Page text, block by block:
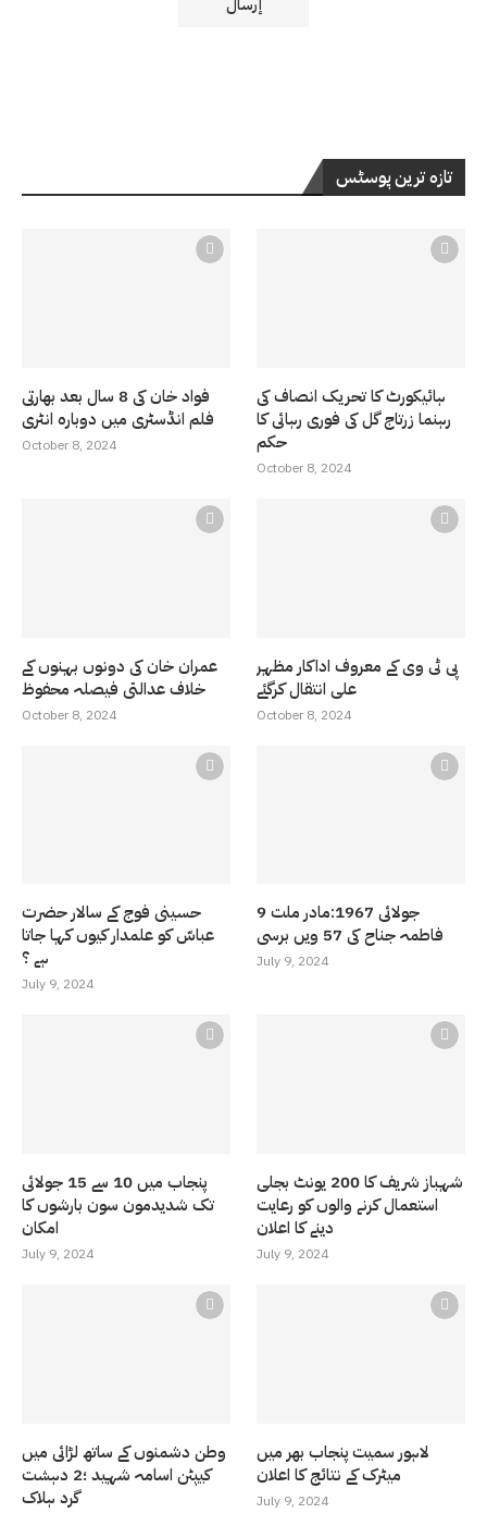
تازہ ترین پوسٹس
فواد خان کی 8 سال بعد بھارتی
فلم انڈسٹری میں دوبارہ انٹری
October 8, 2024
ہائیکورٹ کا تحریک انصاف کی
رہنما زرتاج گل کی فوری رہائی کا
حکم
October 8, 2024
عمران خان کی دونوں بہنوں کے
خلاف عدالتی فیصلہ محفوظ
October 8, 2024
پی ٹی وی کے معروف اداکار مظہر
علی انتقال کرگئے
October 8, 2024
حسینی فوج کے سالار حضرت
عباسّ کو علمدار کیوں کہا جاتا
ہے ؟
July 9, 2024
9 جولائی 1967:مادر ملت
فاطمہ جناح کی 57 ویں برسی
July 9, 2024
پنجاب میں 10 سے 15 جولائی
تک شدیدمون سون بارشوں کا
امکان
July 9, 2024
شہباز شریف کا 200 یونٹ بجلی
استعمال کرنے والوں کو رعایت
دینے کا اعلان
July 9, 2024
وطن دشمنوں کے ساتھ لڑائی میں
کیپٹن اسامہ شہید ؛2 دہشت
گرد ہلاک
لاہور سمیت پنجاب بھر میں
میٹرک کے نتائج کا اعلان
July 9, 2024